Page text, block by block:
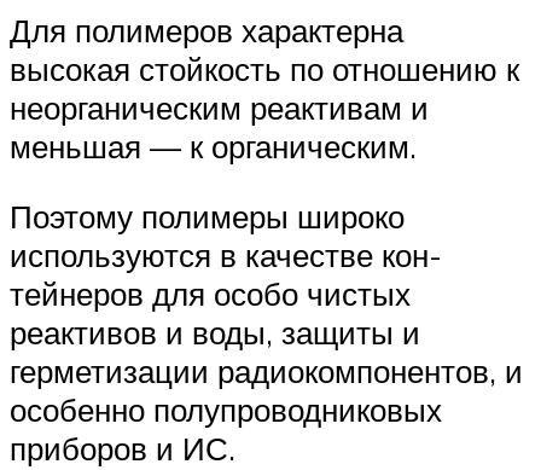
Для полимеров характерна
высокая стойкость по отношению к
неорганическим реактивам и
меньшая — к органическим.
Поэтому полимеры широко
используются в качестве кон­
тейнеров для особо чистых
реактивов и воды, защиты и
гермети­зации радиокомпонентов, и
особенно полупроводниковых
прибо­ров и ИС.